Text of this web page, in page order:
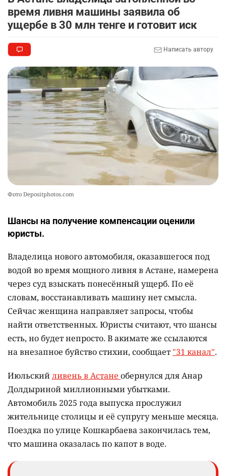
Казахстане продолжают расти цены на
баранину и конину
2503 5 17
10
🗣 620 человек освободили из колоний по
2382 3 20
время ливня машины заявила об
ущербе в 30 млн тенге и готовит иск
Написать автору
Фото Depositphotos.com
Шансы на получение компенсации оценили
юристы.
Владелица нового автомобиля, оказавшегося под
водой во время мощного ливня в Астане, намерена
через суд взыскать понесённый ущерб. По её
словам, восстанавливать машину нет смысла.
Сейчас женщина направляет запросы, чтобы
найти ответственных. Юристы считают, что шансы
есть, но будет непросто. В акимате же ссылаются
на внезапное буйство стихии, сообщает "31 канал".
Июльскийливень в Астане обернулся для Анар
Долдыриной миллионными убытками.
Автомобиль 2025 года выпуска прослужил
жительнице столицы и её супругу меньше месяца.
Поездка по улице Кошкарбаева закончилась тем,
что машина оказалась по капот в воде.